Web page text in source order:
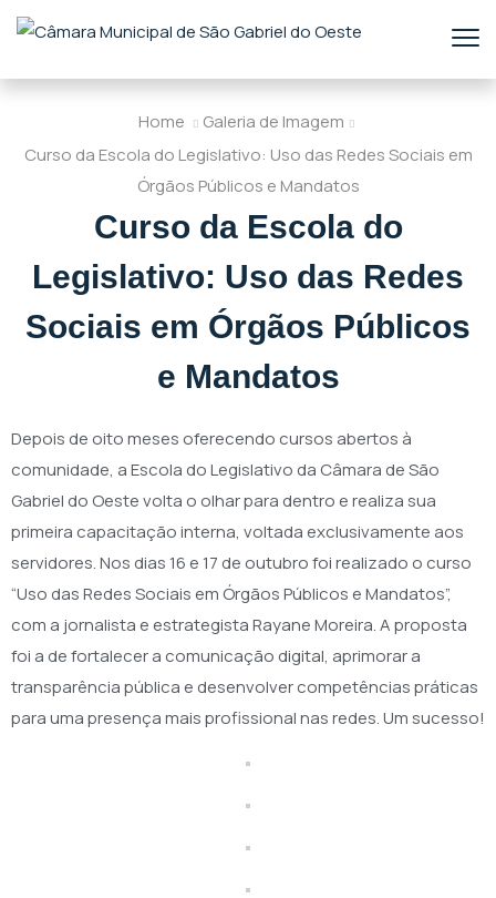
Home
Galeria de Imagem
Curso da Escola do Legislativo: Uso das Redes Sociais em
Órgãos Públicos e Mandatos
Curso da Escola do
Legislativo: Uso das Redes
Sociais em Órgãos Públicos
e Mandatos
Depois de oito meses oferecendo cursos abertos à
comunidade, a Escola do Legislativo da Câmara de São
Gabriel do Oeste volta o olhar para dentro e realiza sua
primeira capacitação interna, voltada exclusivamente aos
servidores. Nos dias 16 e 17 de outubro foi realizado o curso
“Uso das Redes Sociais em Órgãos Públicos e Mandatos”,
com a jornalista e estrategista Rayane Moreira. A proposta
foi a de fortalecer a comunicação digital, aprimorar a
transparência pública e desenvolver competências práticas
para uma presença mais profissional nas redes. Um sucesso!